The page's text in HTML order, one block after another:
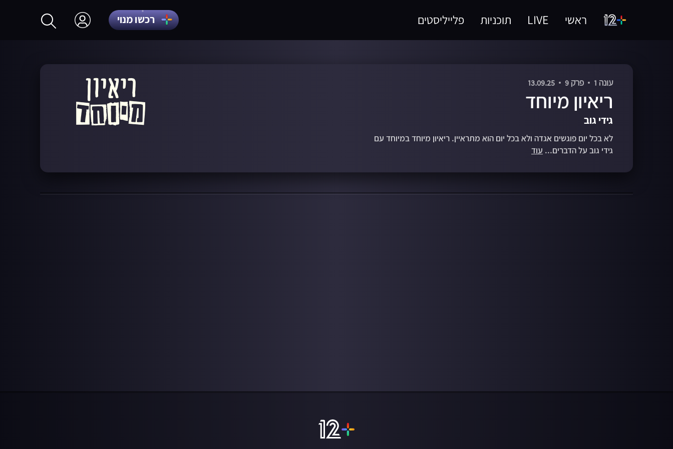
ראשי LIVE תוכניות פלייליסטים רכשו מנוי
הרשמה
עונה 1 פרק 9 13.09.25
ריאיון מיוחד
גידי גוב
לא בכל יום פוגשים אגדה ולא בכל יום הוא מתראיין. ריאיון מיוחד במיוחד עם
גידי גוב על הדברים... עוד